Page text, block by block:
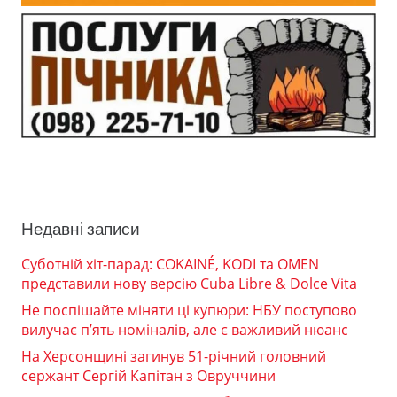
Недавні записи
Суботній хіт-парад: COKAINÉ, KODI та OMEN
представили нову версію Cuba Libre & Dolce Vita
Не поспішайте міняти ці купюри: НБУ поступово
вилучає п’ять номіналів, але є важливий нюанс
На Херсонщині загинув 51-річний головний
сержант Сергій Капітан з Овруччини